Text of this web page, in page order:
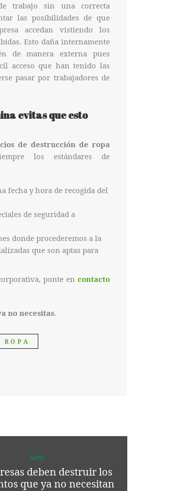
trabajo sin una correcta
las posibilidades de que
accedan vistiendo los
Esto daña internamente
de manera externa pues
acceso que han tenido las
pasar por trabajadores de
evitas que esto
de destrucción de ropa
los estándares de
fecha y hora de recogida del
de seguridad a
donde procederemos a la
que son aptas para
ponte en contacto
no necesitas.
ROPA
Next
deben destruir los
que ya no necesitan